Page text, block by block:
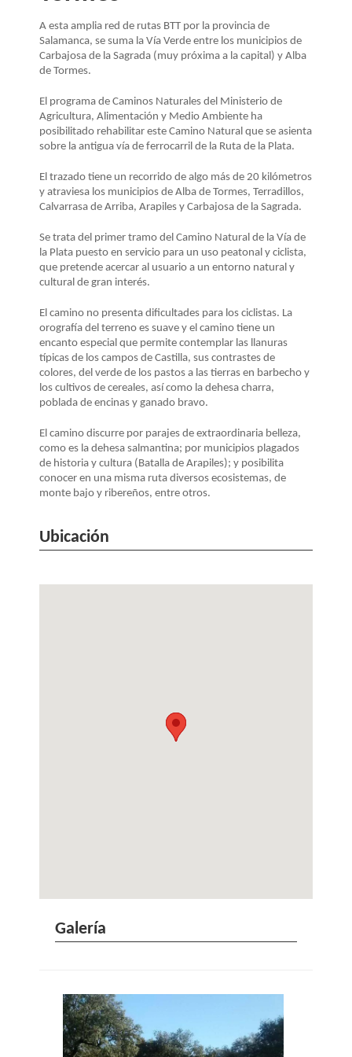
NAVEGACIÓN
A esta amplia red de rutas BTT por la provincia de
Salamanca, se suma la Vía Verde entre los municipios de
Carbajosa de la Sagrada (muy próxima a la capital) y Alba
de Tormes.
El programa de Caminos Naturales del Ministerio de
Agricultura, Alimentación y Medio Ambiente ha
posibilitado rehabilitar este Camino Natural que se asienta
sobre la antigua vía de ferrocarril de la Ruta de la Plata.
El trazado tiene un recorrido de algo más de 20 kilómetros
y atraviesa los municipios de Alba de Tormes, Terradillos,
Calvarrasa de Arriba, Arapiles y Carbajosa de la Sagrada.
Se trata del primer tramo del Camino Natural de la Vía de
la Plata puesto en servicio para un uso peatonal y ciclista,
que pretende acercar al usuario a un entorno natural y
cultural de gran interés.
El camino no presenta dificultades para los ciclistas. La
orografía del terreno es suave y el camino tiene un
encanto especial que permite contemplar las llanuras
típicas de los campos de Castilla, sus contrastes de
colores, del verde de los pastos a las tierras en barbecho y
los cultivos de cereales, así como la dehesa charra,
poblada de encinas y ganado bravo.
El camino discurre por parajes de extraordinaria belleza,
como es la dehesa salmantina; por municipios plagados
de historia y cultura (Batalla de Arapiles); y posibilita
conocer en una misma ruta diversos ecosistemas, de
monte bajo y ribereños, entre otros.
Ubicación
Galería